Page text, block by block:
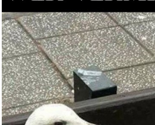
KUPITM6
S...